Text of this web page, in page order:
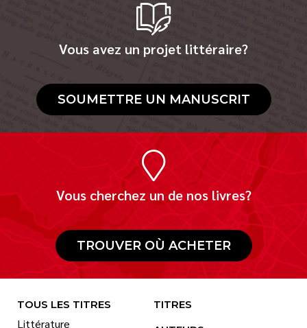
Vous avez un projet littéraire?
SOUMETTRE UN MANUSCRIT
Vous cherchez un de nos livres?
TROUVER OÙ ACHETER
TOUS LES TITRES
Littérature
TITRES